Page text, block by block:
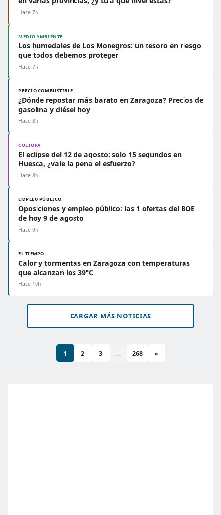
Hace 7h
MEDIO AMBIENTE
Los humedales de Los Monegros: un tesoro en riesgo
que todos debemos proteger
Hace 7h
PRECIO COMBUSTIBLE
¿Dónde repostar más barato en Zaragoza? Precios de
gasolina y diésel hoy
Hace 8h
CULTURA
El eclipse del 12 de agosto: solo 15 segundos en
Huesca, ¿vale la pena el esfuerzo?
Hace 8h
EMPLEO PÚBLICO
Oposiciones y empleo público: las 1 ofertas del BOE
de hoy 9 de agosto
Hace 9h
EL TIEMPO
Calor y tormentas en Zaragoza con temperaturas
que alcanzan los 39°C
Hace 10h
CARGAR MÁS NOTICIAS
1 2 3 ... 268 »